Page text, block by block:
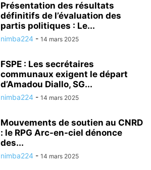
Présentation des résultats
définitifs de l’évaluation des
partis politiques : Le...
nimba224 - 14 mars 2025
FSPE : Les secrétaires
communaux exigent le départ
d’Amadou Diallo, SG...
nimba224 - 14 mars 2025
Mouvements de soutien au CNRD
: le RPG Arc-en-ciel dénonce
des...
nimba224 - 14 mars 2025